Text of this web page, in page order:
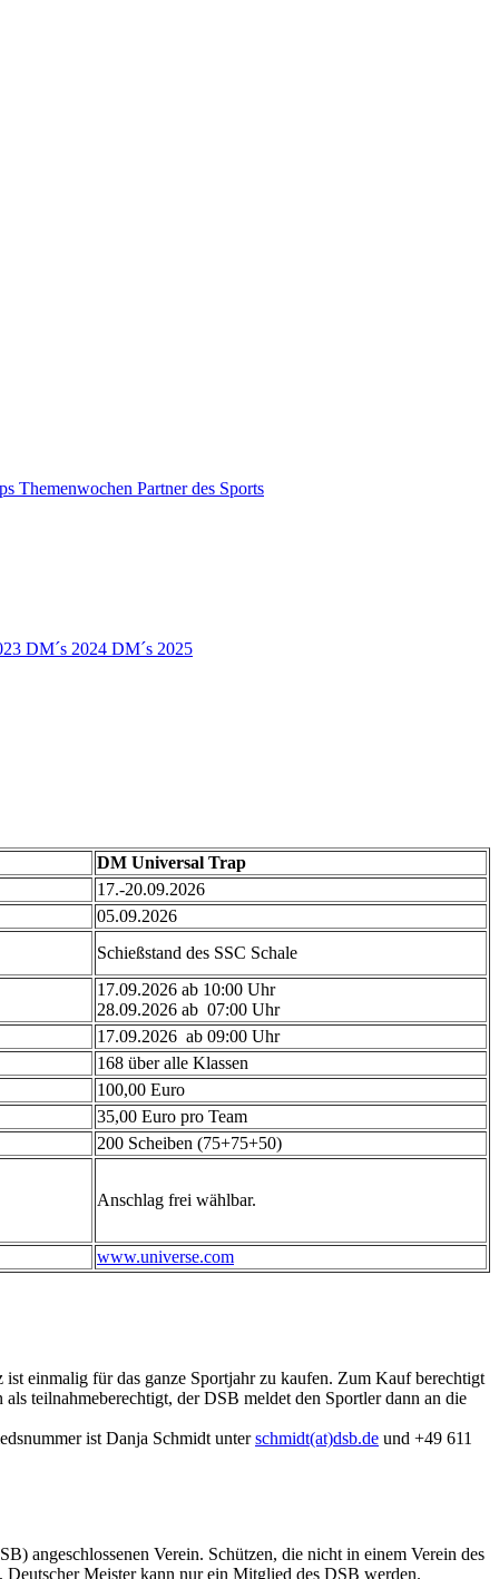
Themenwochen Partner des Sports
DM´s 2024 DM´s 2025
DM Universal Trap
17.-20.09.2026
05.09.2026
Schießstand des SSC Schale
17.09.2026 ab 10:00 Uhr
28.09.2026 ab 07:00 Uhr
17.09.2026 ab 09:00 Uhr
168 über alle Klassen
100,00 Euro
35,00 Euro pro Team
200 Scheiben (75+75+50)
Anschlag frei wählbar.
www.universe.com
einmalig für das ganze Sportjahr zu kaufen. Zum Kauf berechtigt
teilnahmeberechtigt, der DSB meldet den Sportler dann an die
ist Danja Schmidt unterschmidt(at)dsb.de und +49 611
angeschlossenen Verein. Schützen, die nicht in einem Verein des
Meister kann nur ein Mitglied des DSB werden.